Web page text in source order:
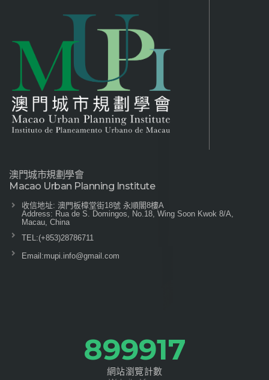
澳門城市規劃學會
Macao Urban Planning Institute
收信地址: 澳門板樟堂街18號 永順閣8樓A
Address: Rua de S. Domingos, No.18, Wing Soon Kwok 8/A,
Macau, China
TEL:(+853)28786711
Email:mupi.info@gmail.com
1079900+
網站瀏覽計數